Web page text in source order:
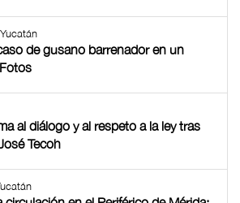
de gusano barrenador en un
al diálogo y al respeto a la ley tras
Tecoh